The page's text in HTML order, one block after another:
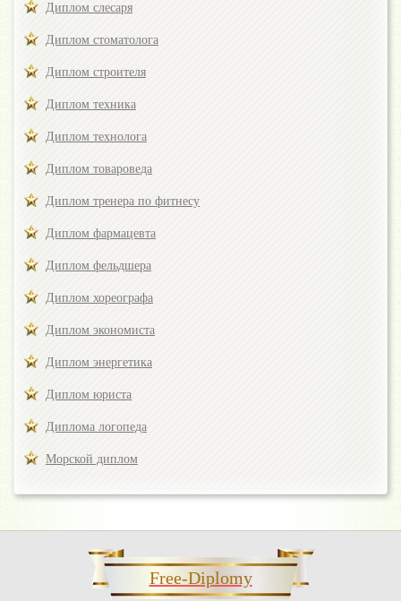
Диплом слесаря
Диплом стоматолога
Диплом строителя
Диплом техника
Диплом технолога
Диплом товароведа
Диплом тренера по фитнесу
Диплом фармацевта
Диплом фельдшера
Диплом хореографа
Диплом экономиста
Диплом энергетика
Диплом юриста
Диплома логопеда
Морской диплом
Free-Diplomy